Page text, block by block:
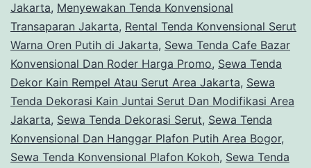
Jakarta, Menyewakan Tenda Konvensional
Transaparan Jakarta, Rental Tenda Konvensional Serut
Warna Oren Putih di Jakarta, Sewa Tenda Cafe Bazar
Konvensional Dan Roder Harga Promo, Sewa Tenda
Dekor Kain Rempel Atau Serut Area Jakarta, Sewa
Tenda Dekorasi Kain Juntai Serut Dan Modifikasi Area
Jakarta, Sewa Tenda Dekorasi Serut, Sewa Tenda
Konvensional Dan Hanggar Plafon Putih Area Bogor,
Sewa Tenda Konvensional Plafon Kokoh, Sewa Tenda